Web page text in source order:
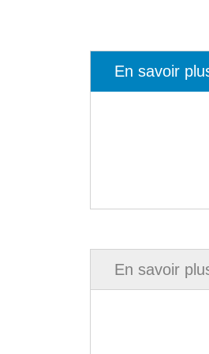
En savoir
En savoir